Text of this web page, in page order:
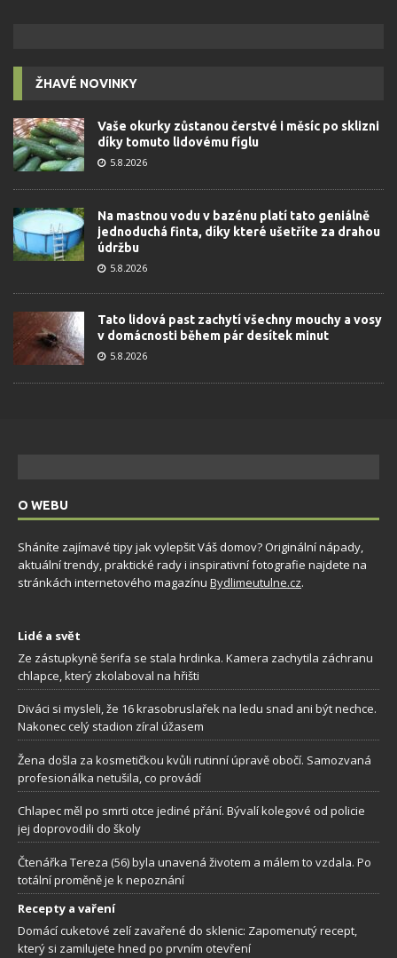
ŽHAVÉ NOVINKY
Vaše okurky zůstanou čerstvé i měsíc po sklizni
díky tomuto lidovému fíglu
5.8.2026
Na mastnou vodu v bazénu platí tato geniálně
jednoduchá finta, díky které ušetříte za drahou
údržbu
5.8.2026
Tato lidová past zachytí všechny mouchy a vosy
v domácnosti během pár desítek minut
5.8.2026
O WEBU
Sháníte zajímavé tipy jak vylepšit Váš domov? Originální nápady,
aktuální trendy, praktické rady i inspirativní fotografie najdete na
stránkách internetového magazínu Bydlimeutulne.cz.
Lidé a svět
Ze zástupkyně šerifa se stala hrdinka. Kamera zachytila záchranu
chlapce, který zkolaboval na hřišti
Diváci si mysleli, že 16 krasobruslařek na ledu snad ani být nechce.
Nakonec celý stadion zíral úžasem
Žena došla za kosmetičkou kvůli rutinní úpravě obočí. Samozvaná
profesionálka netušila, co provádí
Chlapec měl po smrti otce jediné přání. Bývalí kolegové od policie
jej doprovodili do školy
Čtenářka Tereza (56) byla unavená životem a málem to vzdala. Po
totální proměně je k nepoznání
Recepty a vaření
Domácí cuketové zelí zavařené do sklenic: Zapomenutý recept,
který si zamilujete hned po prvním otevření